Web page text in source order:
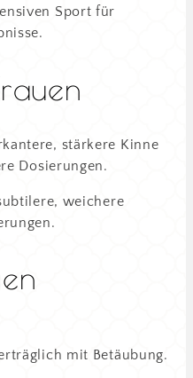
Sport für
stärkere Kinne
Dosierungen.
weichere
mit Betäubung.